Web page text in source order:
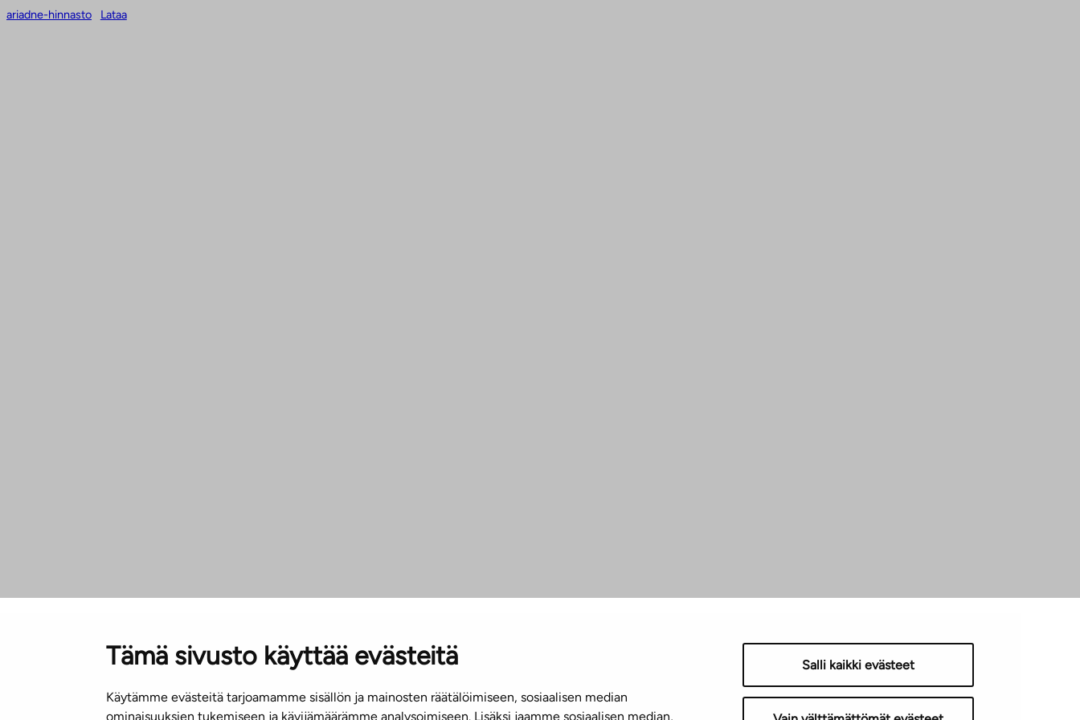
Tämä sivusto käyttää evästeitä
Käytämme evästeitä tarjoamamme sisällön ja mainosten räätälöimiseen, sosiaalisen median
ominaisuuksien tukemiseen ja kävijämäärämme analysoimiseen. Lisäksi jaamme sosiaalisen median,
Salli kaikki evästeet
Siirry
ariadne-hinnasto Lataa